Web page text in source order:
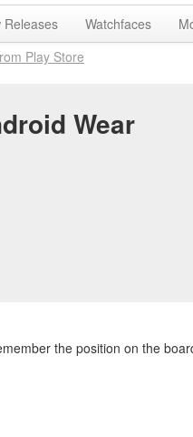
Releases Watchfaces
Play Store
Wear
the position on the